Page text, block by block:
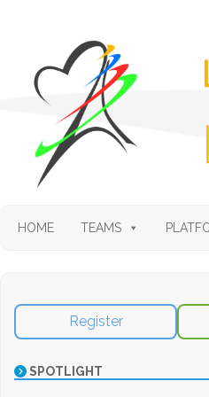
HOME TEAMS
Register
SPOTLIGHT